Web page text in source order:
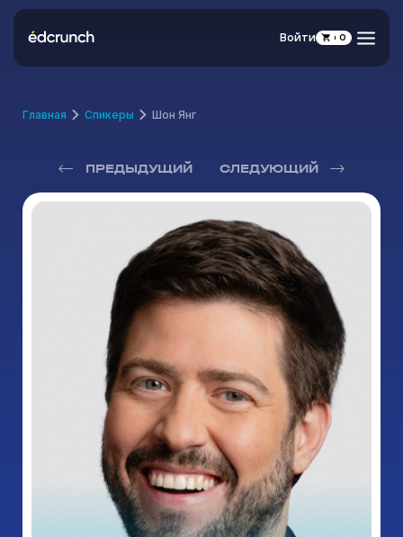
Войти 0
Главная Спикеры Шон Янг
ПРЕДЫДУЩИЙ СЛЕДУЮЩИЙ